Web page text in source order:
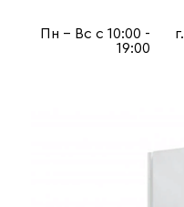
Пн - Вс с 10:00 -
19:00